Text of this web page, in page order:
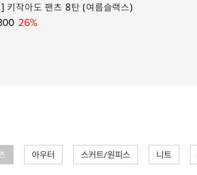
키작아도 팬츠 8탄 (여름슬랙스)
26%
아우터 스커트/원피스 니트